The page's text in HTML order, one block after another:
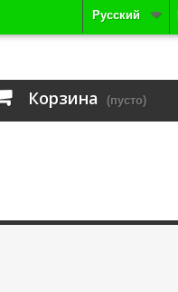
Русский
Корзина (пусто)